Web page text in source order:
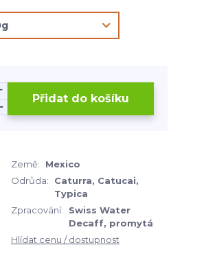
Přidat do košíku
Země:
Mexico
Odrůda:
Caturra, Catucai,
Typica
Zpracování:
Swiss Water
Decaff, promytá
Hlídat cenu / dostupnost